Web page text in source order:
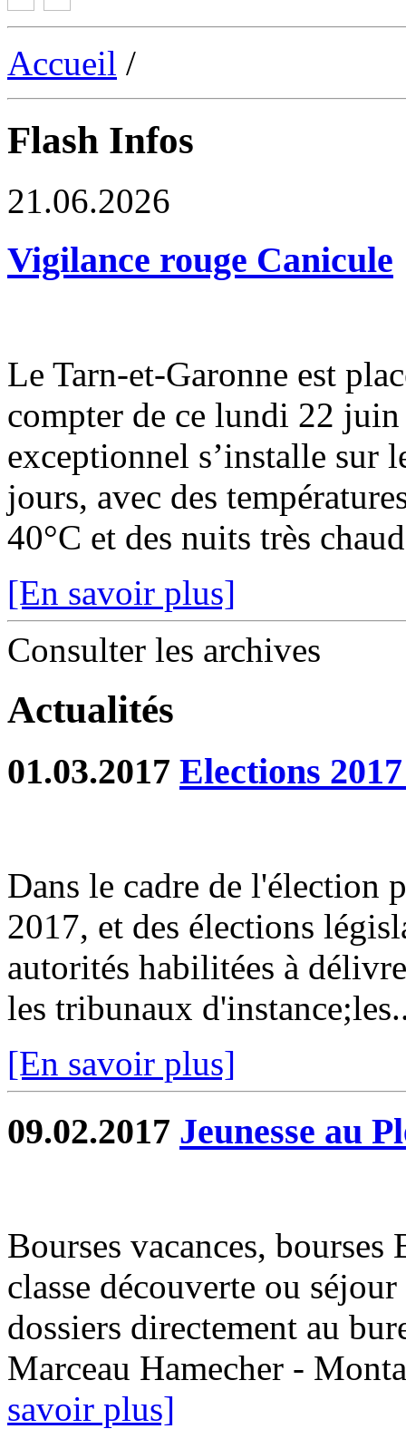
Accueil /
Flash Infos
21.06.2026
Vigilance rouge Canicule
Le Tarn-et-Garonne est
compter de ce lundi 22
exceptionnel s’installe sur
jours, avec des
40°C et des nuits très
[En savoir plus]
Consulter les archives
Actualités
01.03.2017 Elections
Dans le cadre de l'élection
2017, et des élections
autorités habilitées à
les tribunaux
[En savoir plus]
09.02.2017 Jeunesse au
Bourses vacances,
classe découverte ou
dossiers directement au
Marceau Hamecher -
savoir plus]